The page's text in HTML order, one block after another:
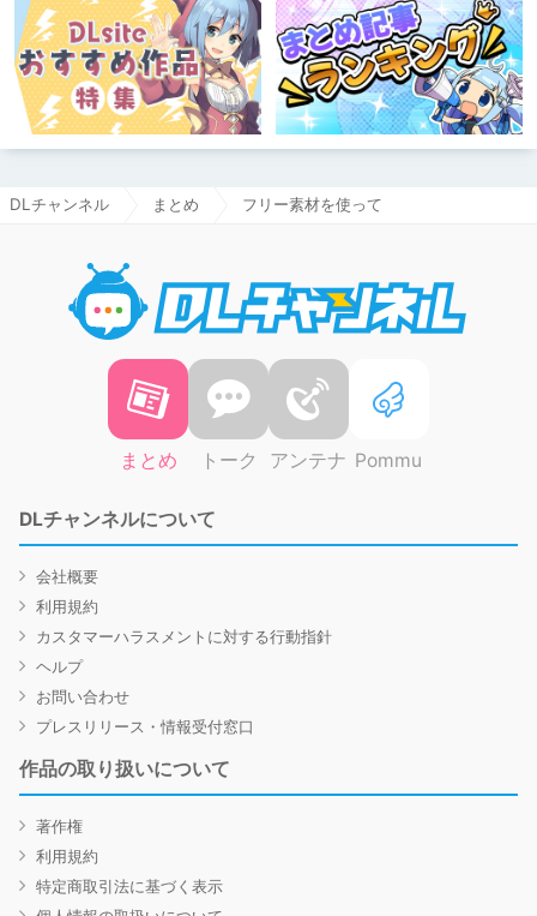
DLチャンネル まとめ フリー素材を使って
まとめ トーク アンテナ Pommu
DLチャンネルについて
会社概要
利用規約
カスタマーハラスメントに対する行動指針
ヘルプ
お問い合わせ
プレスリリース・情報受付窓口
作品の取り扱いについて
著作権
利用規約
特定商取引法に基づく表示